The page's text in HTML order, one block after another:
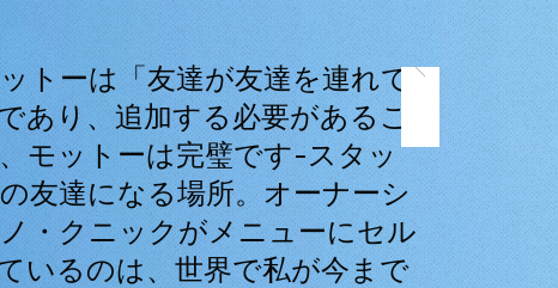
トーは「友達が友達を連れて
あり、追加する必要があるこ
モットーは完璧です-スタッ
友達になる場所。オーナーシ
・クニックがメニューにセル
いるのは、世界で私が今まで